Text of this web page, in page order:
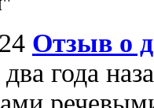
Отзыв о
года